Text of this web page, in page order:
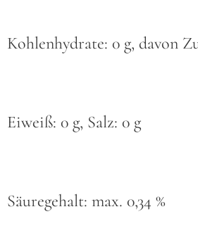
Kohlenhydrate: 0 g, davon
Eiweiß: 0 g, Salz: 0 g
Säuregehalt: max. 0,34 %